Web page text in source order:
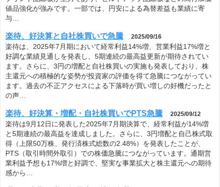
値品強化が強みです。一部では、円安による為替差益も業績に寄
与…
楽待、好決算と自社株買いで急騰 2025/09/16
楽待は、2025年7月期において経常利益14%増、営業利益17%増と
好調な業績見通しを発表し、5期連続の最高益更新が期待されてい
ます。さらに、3円の増配と自社株買いの実施も発表しており、株
主還元への積極的な姿勢が投資家の評価を得て急騰につながってい
ます。過去の不正アクセスによる下落時が買い増しの好機だったと
の声…
楽待、好決算・増配・自社株買いでPTS急騰 2025/09/12
楽待は9月12日に発表した2025年7月期決算で、経常利益が14%増
と5期連続の最高益を達成しました。さらに、3円増配と自己株式取
得（上限50万株、発行済株式総数の2.48%）を発表したことが、
PTS（取引時間外取引）での株価急騰につながっています。通期営
業利益予想も17%増と好調で、堅実な事業拡大と株主還元への期待
感から…